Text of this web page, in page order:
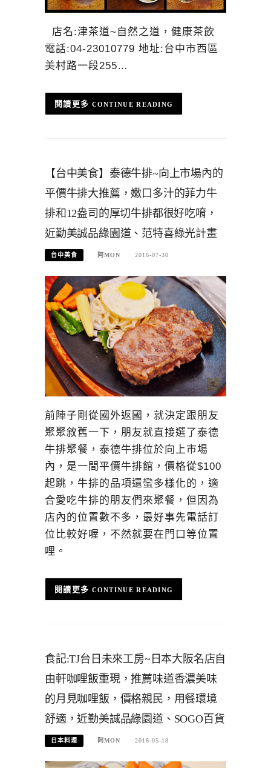
店名:津茶道~自然之道，健康茶飲
電話:04-23010779 地址:台中市西區
美村路一段255…
CONTINUE READING
【台中美食】泰德牛排~向上市場內的
平價牛排大推薦，嫩口多汁的菲力牛
排和12盎司的厚切牛排都很好吃唷，
近勤美誠品綠園道、范特喜綠光計畫
台中美食 阿MON 2016-07-30
前陣子剛從國外返國，就決定跟朋友
聚聚敘舊一下，朋友就直接選了泰德
牛排聚餐，泰德牛排位於向上市場
內，是一間平價牛排館，價格從$100
起跳，牛排的品項還蠻多樣化的，適
合愛吃牛排的朋友們來聚餐，但因為
店內的位置數不多，最好事先電話訂
位比較好喔，不然就要在門口等位置
哩。
CONTINUE READING
食記:TJ台日未來工房~日本大阪名店自
由軒咖哩飯重現，推薦味道香濃美味
的月見咖哩飯，價格親民，用餐環境
舒適，近勤美誠品綠園道、SOGO百貨
日本料理 阿MON 2016-05-18